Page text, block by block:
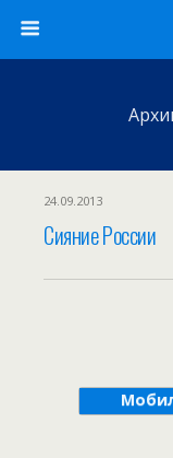
24.09.2013
Сияние России